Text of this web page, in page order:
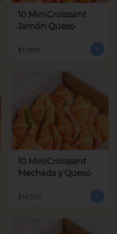
10 MiniCroissant
Jamón Queso
$11.890
10 MiniCroissant
Mechada y Queso
$14.900